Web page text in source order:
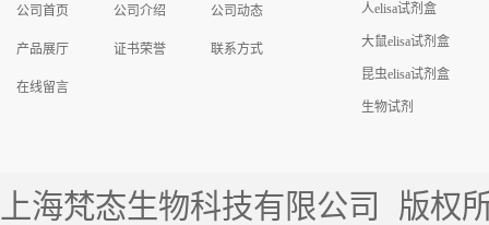
公司首页 公司介绍 公司动态
产品展厅 证书荣誉 联系方式
在线留言
人elisa试剂盒
大鼠elisa试剂盒
昆虫elisa试剂盒
生物试剂
上海梵态生物科技有限公司
版权